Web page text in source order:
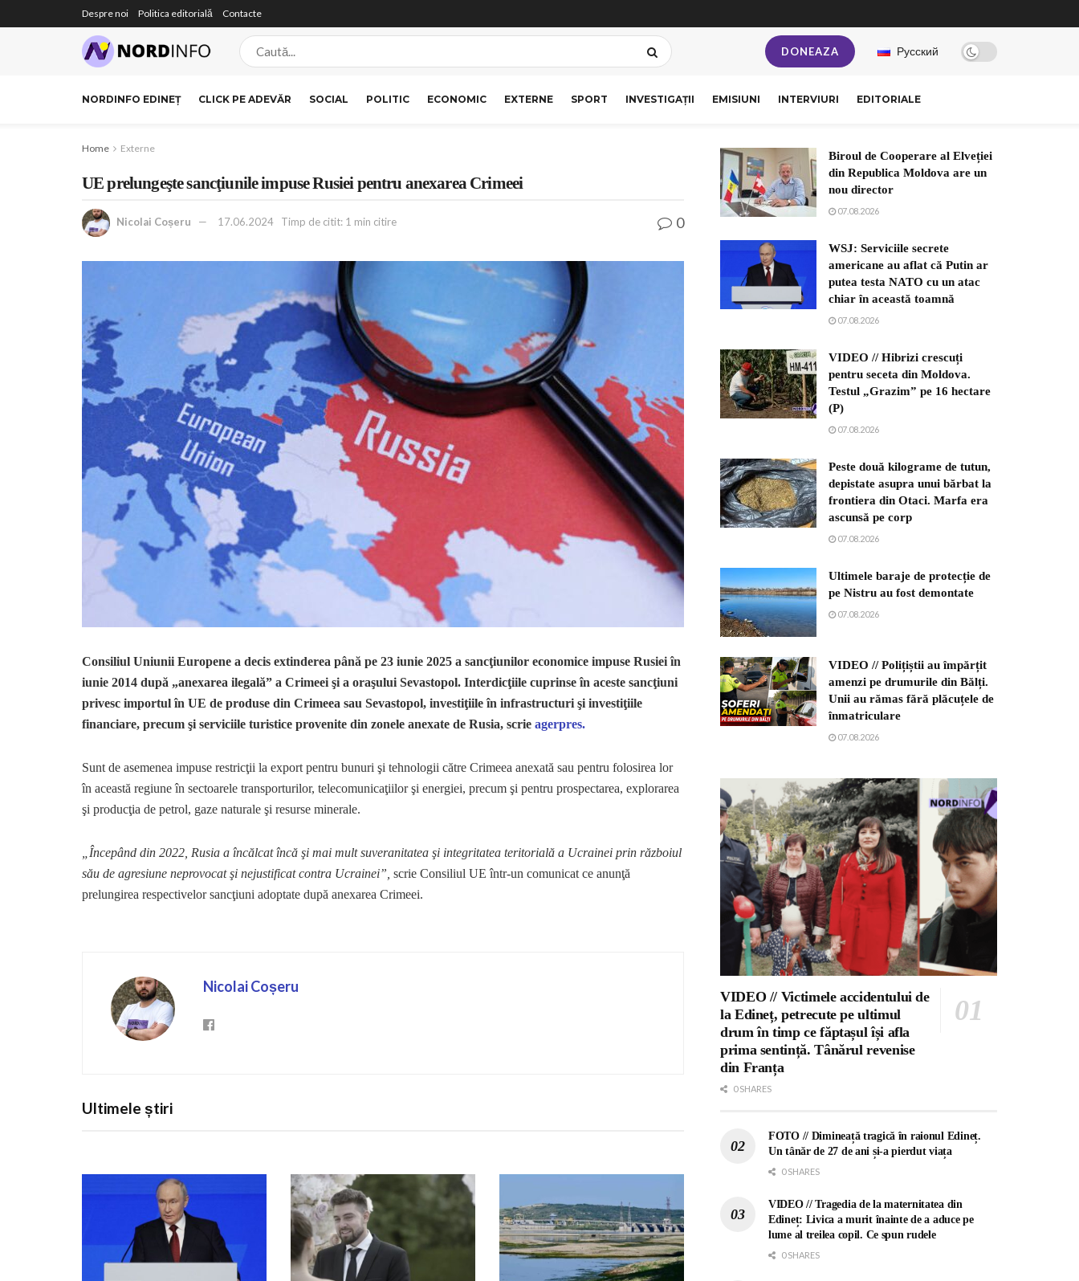
Despre noi Politica editorială Contacte
DONEAZA Русский
NORDINFO EDINEȚ CLICK PE ADEVĂR SOCIAL POLITIC ECONOMIC EXTERNE SPORT INVESTIGAȚII EMISIUNI INTERVIURI EDITORIALE
Home Externe
UE prelungeşte sancţiunile impuse Rusiei pentru anexarea Crimeei
Nicolai Coșeru 17.06.2024 Timp de citit: 1 min citire 0
Consiliul Uniunii Europene a decis extinderea până pe 23 iunie 2025 a sancţiunilor economice impuse Rusiei în
iunie 2014 după „anexarea ilegală” a Crimeei şi a oraşului Sevastopol. Interdicţiile cuprinse în aceste sancţiuni
privesc importul în UE de produse din Crimeea sau Sevastopol, investiţiile în infrastructuri şi investiţiile
financiare, precum şi serviciile turistice provenite din zonele anexate de Rusia, scrie agerpres.
Sunt de asemenea impuse restricţii la export pentru bunuri şi tehnologii către Crimeea anexată sau pentru folosirea lor
în această regiune în sectoarele transporturilor, telecomunicaţiilor şi energiei, precum şi pentru prospectarea, explorarea
şi producţia de petrol, gaze naturale şi resurse minerale.
„Începând din 2022, Rusia a încălcat încă şi mai mult suveranitatea şi integritatea teritorială a Ucrainei prin războiul
său de agresiune neprovocat şi nejustificat contra Ucrainei”, scrie Consiliul UE într-un comunicat ce anunţă
prelungirea respectivelor sancţiuni adoptate după anexarea Crimeei.
Nicolai Coșeru
Ultimele știri
Biroul de Cooperare al Elveției
din Republica Moldova are un
nou director
07.08.2026
WSJ: Serviciile secrete
americane au aflat că Putin ar
putea testa NATO cu un atac
chiar în această toamnă
07.08.2026
VIDEO // Hibrizi crescuți
pentru seceta din Moldova.
Testul „Grazim” pe 16 hectare
(P)
07.08.2026
Peste două kilograme de tutun,
depistate asupra unui bărbat la
frontiera din Otaci. Marfa era
ascunsă pe corp
07.08.2026
Ultimele baraje de protecție de
pe Nistru au fost demontate
07.08.2026
VIDEO // Polițiștii au împărțit
amenzi pe drumurile din Bălți.
Unii au rămas fără plăcuțele de
înmatriculare
07.08.2026
VIDEO // Victimele accidentului de
la Edineț, petrecute pe ultimul
drum în timp ce făptașul își afla
prima sentință. Tânărul revenise
din Franța
0 SHARES
FOTO // Dimineață tragică în raionul Edineț.
Un tânăr de 27 de ani și-a pierdut viața
0 SHARES
VIDEO // Tragedia de la maternitatea din
Edineț: Livica a murit înainte de a aduce pe
lume al treilea copil. Ce spun rudele
0 SHARES